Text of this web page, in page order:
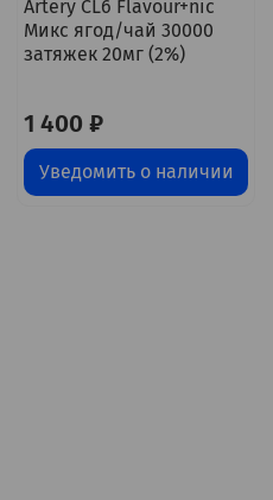
Artery CL6 Flavour+nic
Микс ягод/чай 30000
затяжек 20мг (2%)
1 400 ₽
Уведомить о наличии